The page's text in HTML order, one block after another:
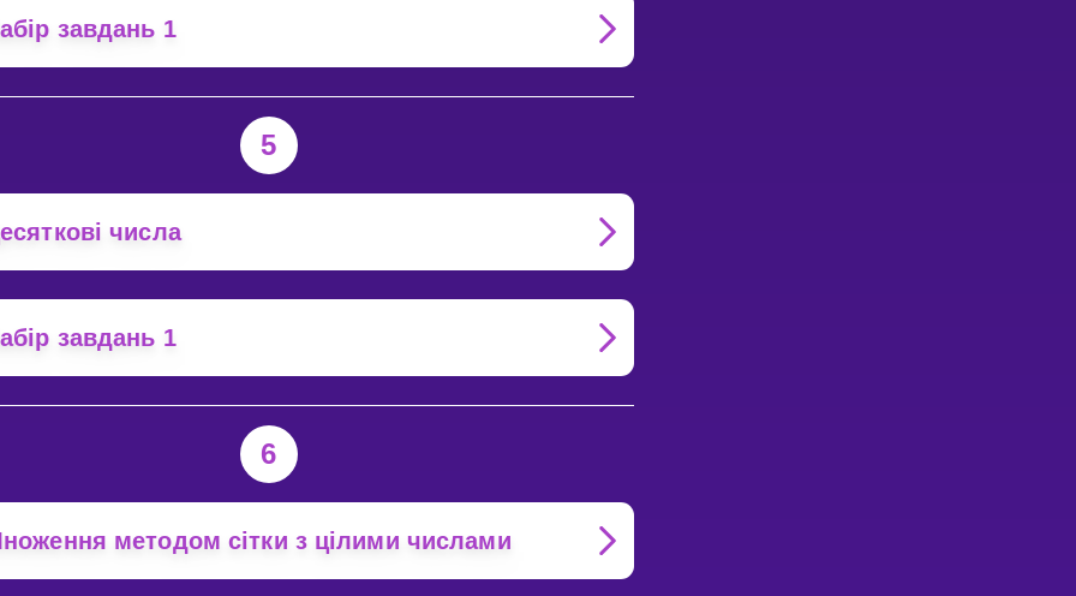
завдань 1
5
числа
завдань 1
6
методом сітки з цілими числами